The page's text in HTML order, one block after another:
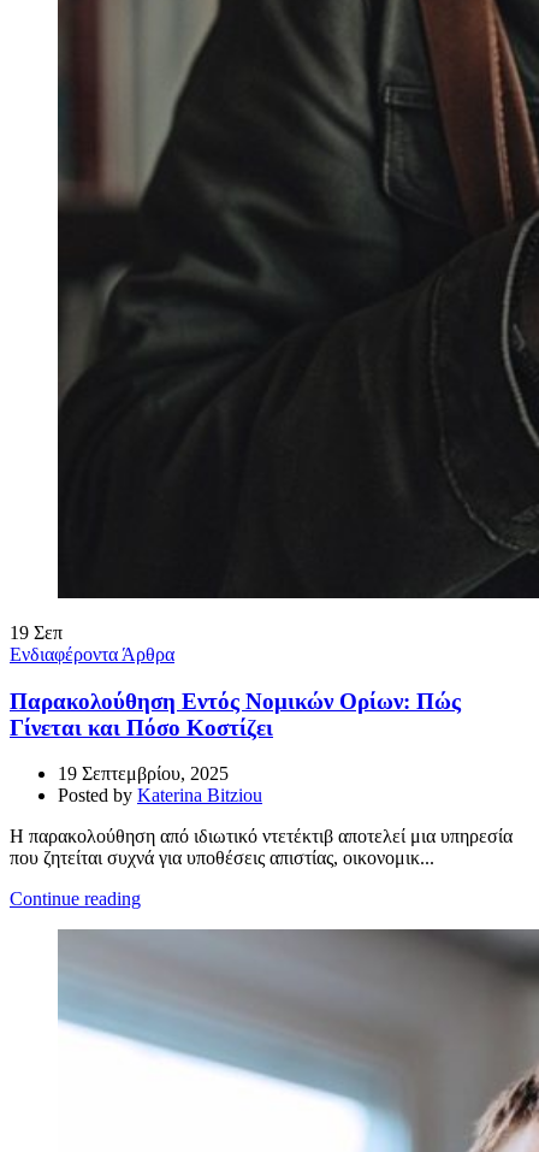
19 Σεπ
Ενδιαφέροντα Άρθρα
Παρακολούθηση Εντός Νομικών Ορίων: Πώς
Γίνεται και Πόσο Κοστίζει
19 Σεπτεμβρίου, 2025
Posted by Katerina Bitziou
Η παρακολούθηση από ιδιωτικό ντετέκτιβ αποτελεί μια υπηρεσία
που ζητείται συχνά για υποθέσεις απιστίας, οικονομικ...
Continue reading